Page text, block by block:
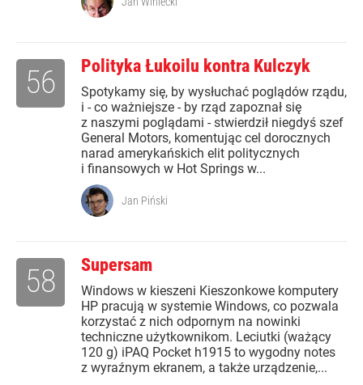
Polityka Łukoilu kontra Kulczyk
Spotykamy się, by wysłuchać poglądów rządu,
i - co ważniejsze - by rząd zapoznał się
z naszymi poglądami - stwierdził niegdyś szef
General Motors, komentując cel dorocznych
narad amerykańskich elit politycznych
i finansowych w Hot Springs w...
56
Jan Piński
Supersam
Windows w kieszeni Kieszonkowe komputery
HP pracują w systemie Windows, co pozwala
korzystać z nich odpornym na nowinki
techniczne użytkownikom. Leciutki (ważący
120 g) iPAQ Pocket h1915 to wygodny notes
z wyraźnym ekranem, a także urządzenie,...
58